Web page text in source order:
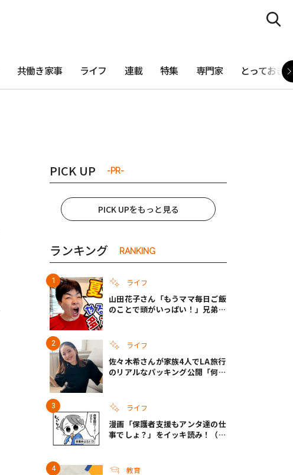
#共働き夫婦 #産休 #育休
共働き家事 ライフ 連載 特集 専門家 とっておき
PICK UP -PR-
PICK UPをもっと見る
ランキング RANKING
ライフ
山田花子さん「もうママ毎日ご飯
のことで頭がいっぱい！」兄弟夏
ライフ
佐々木希さんが家族4人でLA旅行
のリアルなパッキング公開「何が
ライフ
漫画「保護者支援もアンタ達の仕
事でしょ？」をイッキ読み！（右
教育